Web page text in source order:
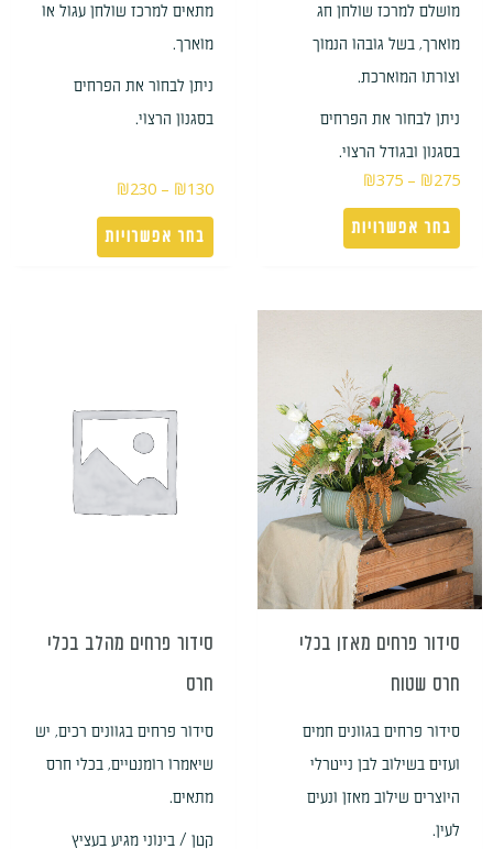
מושלם למרכז שולחן חג
מוארך, בשל גובהו הנמוך
וצורתו המוארכת.
ניתן לבחור את הפרחים
בסגנון ובגודל הרצוי.
₪275
–
₪375
בחר אפשרויות
מתאים למרכז שולחן עגול או
מוארך.
ניתן לבחור את הפרחים
בסגנון הרצוי.
₪130
–
₪230
בחר אפשרויות
סידור פרחים מאזן בכלי
חרס שטוח
סידור פרחים בגוונים חמים
ועזים בשילוב לבן נייטרלי
היוצרים שילוב מאזן ונעים
לעין.
סידור פרחים מהלב בכלי
חרס
סידור פרחים בגוונים רכים, יש
שיאמרו רומנטיים, בכלי חרס
מתאים.
קטן / בינוני מגיע בעציץ
מספר
סוגים.
המוצר